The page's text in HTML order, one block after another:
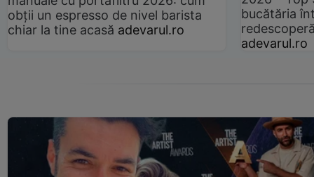
obții un espresso de nivel barista
chiar la tine acasă adevarul.ro
bucătăria
adevarul.ro